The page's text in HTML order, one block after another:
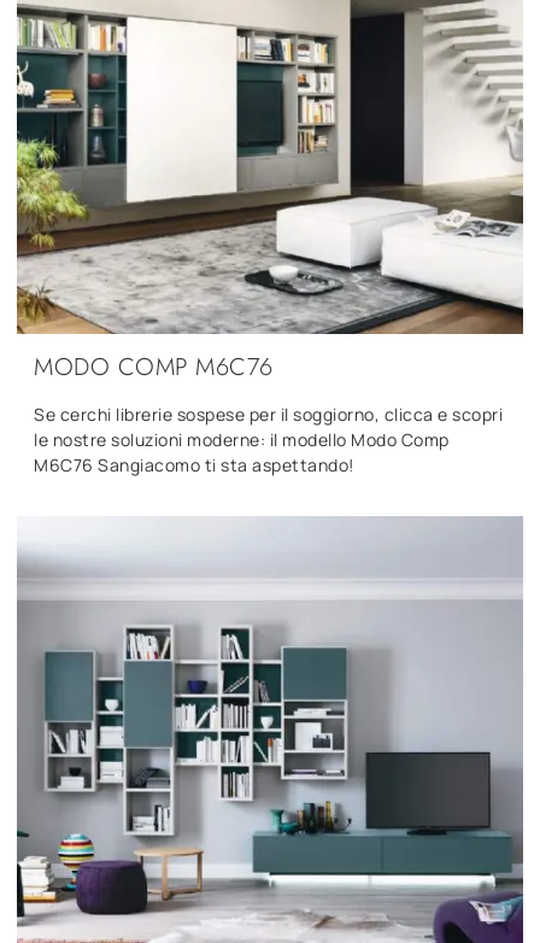
MODO COMP M6C76
Se cerchi librerie sospese per il soggiorno, clicca e scopri
le nostre soluzioni moderne: il modello Modo Comp
M6C76 Sangiacomo ti sta aspettando!